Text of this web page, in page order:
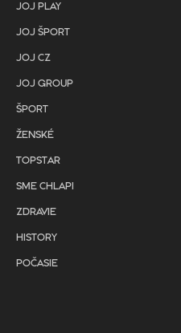
JOJ PLAY
JOJ ŠPORT
JOJ CZ
JOJ GROUP
ŠPORT
ŽENSKÉ
TOPSTAR
SME CHLAPI
ZDRAVIE
HISTORY
POČASIE